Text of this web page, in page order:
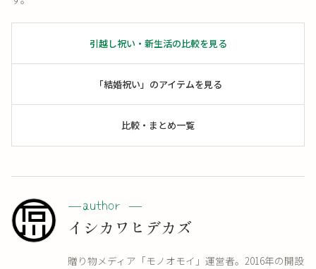
引越し祝い・新生活の比較を見る
「結婚祝い」のアイテムを見る
比較・まとめ一覧
イシカワヒデカズ
贈り物メディア「モノオモイ」運営者。2016年の開設